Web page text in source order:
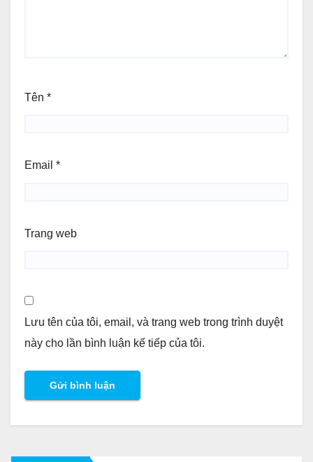
Tên *
Email *
Trang web
Lưu tên của tôi, email, và trang web trong trình duyệt
này cho lần bình luận kế tiếp của tôi.